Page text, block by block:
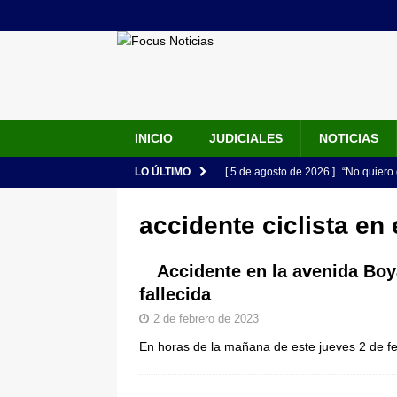
INICIO JUDICIALES NOTICIAS
LO ÚLTIMO [ 5 de agosto de 2026 ] “No
[ 5 de agosto de 2026 ] Audiencia
de su esposa y su bebé
apartan del juicio contra Jorge
[ 5 de agosto de 2026 ] Fiscalía
accidente ciclista en
Accidente en la avenida
fallecida
2 de febrero de 2023
En horas de la mañana de este jueves 2 de